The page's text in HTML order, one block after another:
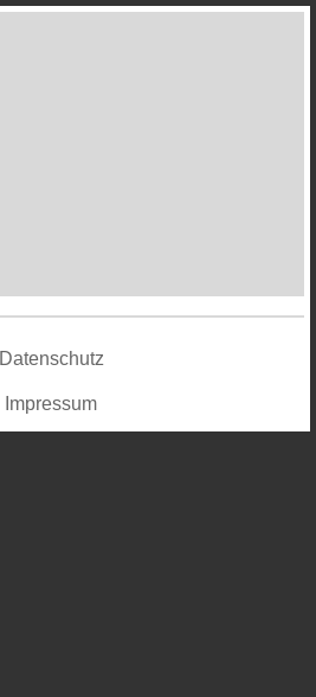
Datenschutz
Impressum